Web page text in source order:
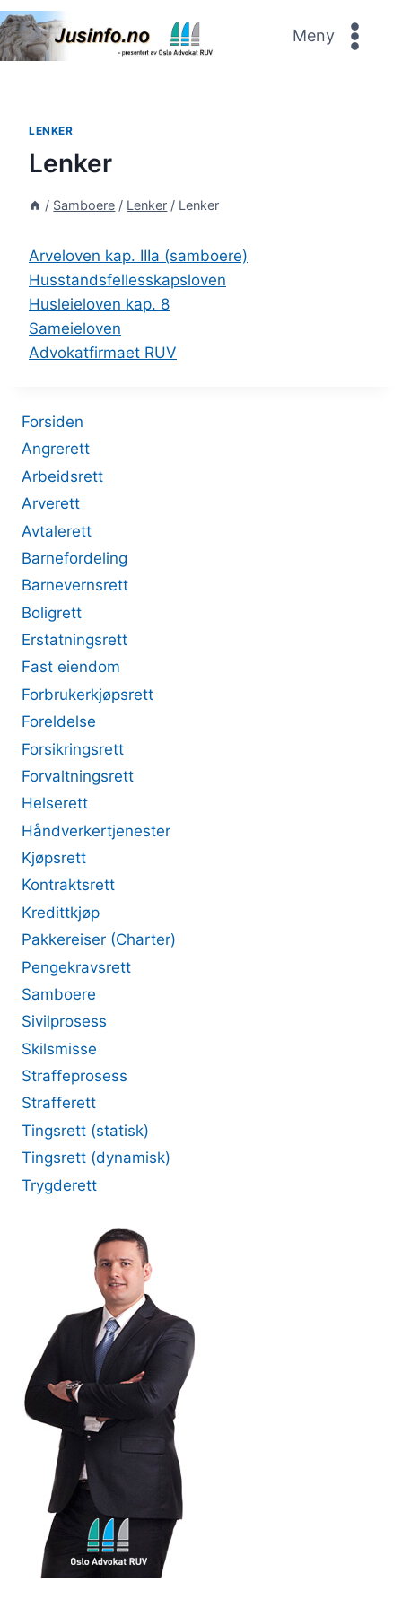
Skip
to
content
Meny
LENKER
Lenker
/ Samboere / Lenker / Lenker
Arveloven kap. IIIa (samboere)
Husstandsfellesskapsloven
Husleieloven kap. 8
Sameieloven
Advokatfirmaet RUV
Forsiden
Angrerett
Arbeidsrett
Arverett
Avtalerett
Barnefordeling
Barnevernsrett
Boligrett
Erstatningsrett
Fast eiendom
Forbrukerkjøpsrett
Foreldelse
Forsikringsrett
Forvaltningsrett
Helserett
Håndverkertjenester
Kjøpsrett
Kontraktsrett
Kredittkjøp
Pakkereiser (Charter)
Pengekravsrett
Samboere
Sivilprosess
Skilsmisse
Straffeprosess
Strafferett
Tingsrett (statisk)
Tingsrett (dynamisk)
Trygderett